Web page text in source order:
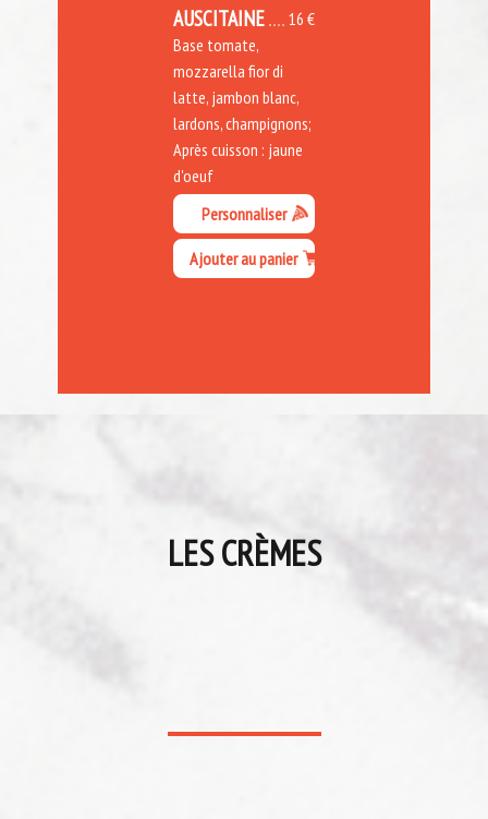
16 €
AUSCITAINE
Base tomate,
mozzarella fior di
latte, jambon blanc,
lardons, champignons;
Après cuisson : jaune
d'oeuf
Personnaliser
Ajouter au panier
LES CRÈMES